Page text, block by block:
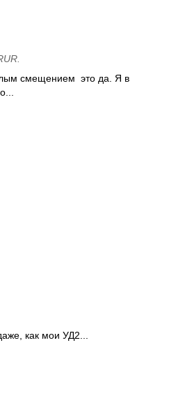
смещением это да. Я в
как мои УД2...